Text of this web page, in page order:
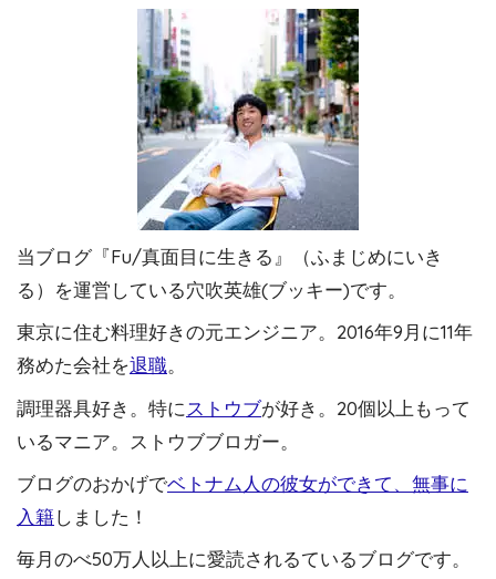
当ブログ『Fu/真面目に生きる』（ふまじめにいき
る）を運営している穴吹英雄(ブッキー)です。
東京に住む料理好きの元エンジニア。2016年9月に11年
務めた会社を退職。
調理器具好き。特にストウブが好き。20個以上もって
いるマニア。ストウブブロガー。
ブログのおかげでベトナム人の彼女ができて、無事に
入籍しました！
毎月のべ50万人以上に愛読されるているブログです。